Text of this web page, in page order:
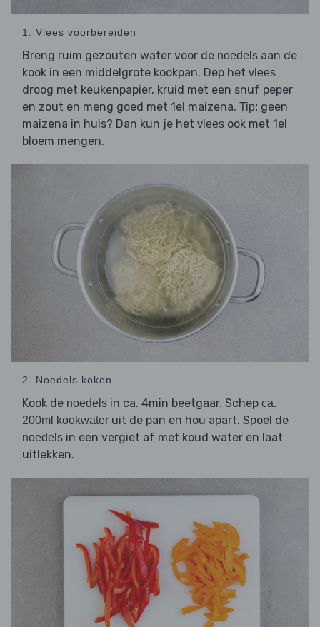
1. Vlees voorbereiden
Breng ruim gezouten water voor de noedels aan de
kook in een middelgrote kookpan. Dep het vlees
droog met keukenpapier, kruid met een snuf peper
en zout en meng goed met 1el maizena. Tip: geen
maizena in huis? Dan kun je het vlees ook met 1el
bloem mengen.
2. Noedels koken
Kook de noedels in ca. 4min beetgaar. Schep ca.
200ml kookwater uit de pan en hou apart. Spoel de
noedels in een vergiet af met koud water en laat
uitlekken.